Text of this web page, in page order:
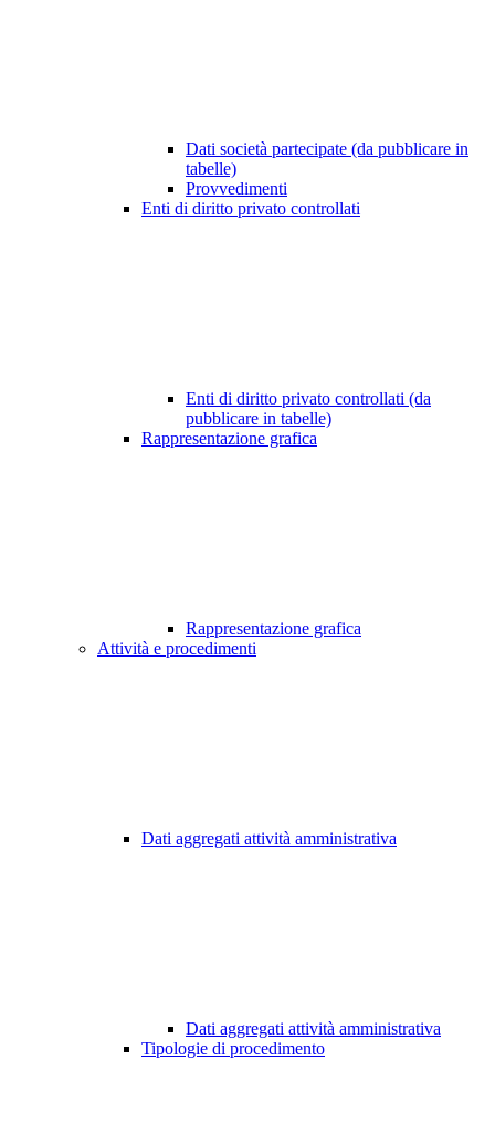
Dati società partecipate (da pubblicare in
tabelle)
Provvedimenti
Enti di diritto privato controllati
Enti di diritto privato controllati (da
pubblicare in tabelle)
Rappresentazione grafica
Rappresentazione grafica
Attività e procedimenti
Dati aggregati attività amministrativa
Dati aggregati attività amministrativa
Tipologie di procedimento